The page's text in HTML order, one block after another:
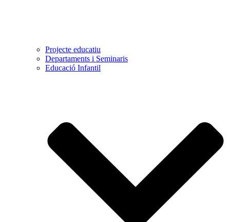
Projecte educatiu
Departaments i Seminaris
Educació Infantil